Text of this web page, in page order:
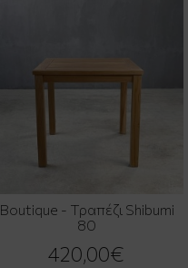
Boutique - Τραπέζι Shibumi
80
420,00€